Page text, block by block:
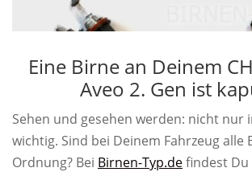
Eine Birne an Deinem
Aveo 2. Gen ist
Sehen und gesehen werden: nicht nur
wichtig. Sind bei Deinem Fahrzeug alle
Ordnung? Bei Birnen-Typ.defindest Du